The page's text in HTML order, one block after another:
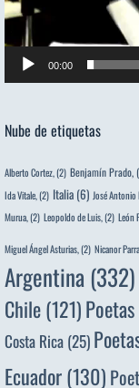
00:00
Nube de etiquetas
Alberto Cortez, (2) Benjamín Prado,
Ida Vitale, (2) Italia (6) José
Murua, (2) Leopoldo de Luis, (2) León
Miguel Ángel Asturias, (2) Nicanor Parra,
Argentina (332)
Chile(121)
Costa Rica(25)
Ecuador(130)